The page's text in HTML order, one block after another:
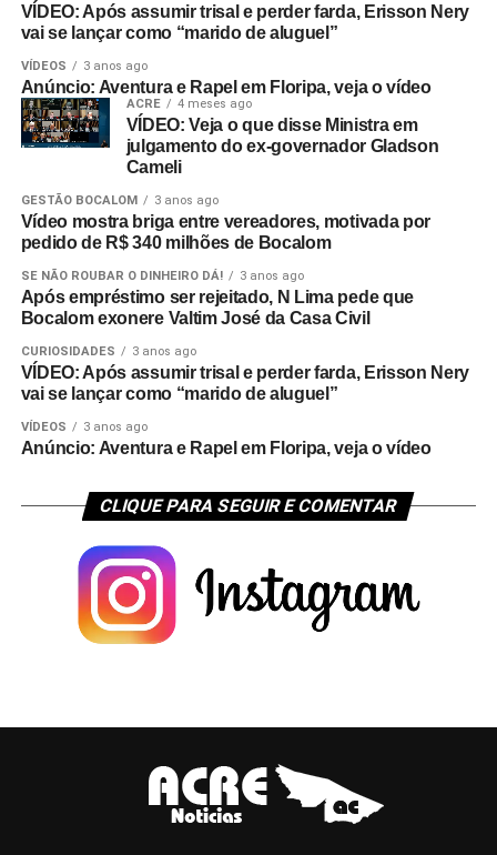
VÍDEO: Após assumir trisal e perder farda, Erisson Nery
vai se lançar como “marido de aluguel”
VÍDEOS 3 anos ago
Anúncio: Aventura e Rapel em Floripa, veja o vídeo
ACRE 4 meses ago
VÍDEO: Veja o que disse Ministra em
julgamento do ex-governador Gladson
Cameli
GESTÃO BOCALOM 3 anos ago
Vídeo mostra briga entre vereadores, motivada por
pedido de R$ 340 milhões de Bocalom
SE NÃO ROUBAR O DINHEIRO DÁ! 3 anos ago
Após empréstimo ser rejeitado, N Lima pede que
Bocalom exonere Valtim José da Casa Civil
CURIOSIDADES 3 anos ago
VÍDEO: Após assumir trisal e perder farda, Erisson Nery
vai se lançar como “marido de aluguel”
VÍDEOS 3 anos ago
Anúncio: Aventura e Rapel em Floripa, veja o vídeo
CLIQUE PARA SEGUIR E COMENTAR